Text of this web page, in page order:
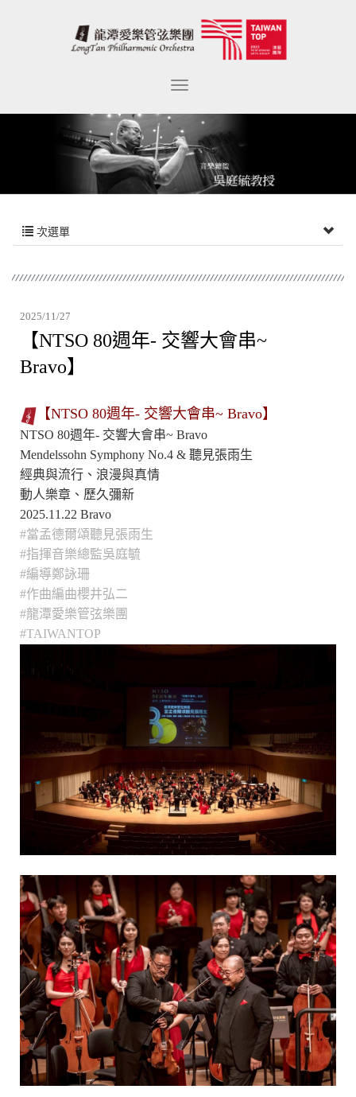
次選單
2025/11/27
【NTSO 80週年- 交響大會串~
Bravo】
【NTSO 80週年- 交響大會串~ Bravo】
NTSO 80週年- 交響大會串~ Bravo
Mendelssohn Symphony No.4 & 聽見張雨生
經典與流行、浪漫與真情
動人樂章、歷久彌新
2025.11.22 Bravo
#當孟德爾頌聽見張雨生
#指揮音樂總監吳庭毓
#編導鄭詠珊
#作曲編曲櫻井弘二
#龍潭愛樂管弦樂團
#TAIWANTOP